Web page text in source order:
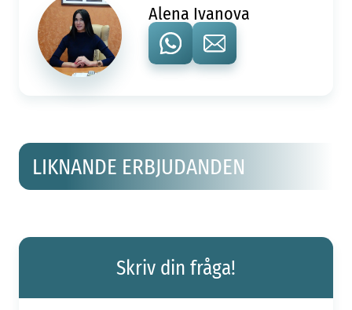
Alena Ivanova
LIKNANDE ERBJUDANDEN
Skriv din fråga!